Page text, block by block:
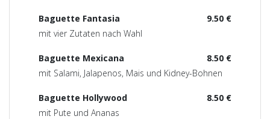
9.50 €
Baguette Fantasia
mit vier Zutaten nach Wahl
8.50 €
Baguette Mexicana
mit Salami, Jalapenos, Mais und Kidney-Bohnen
8.50 €
Baguette Hollywood
mit Pute und Ananas